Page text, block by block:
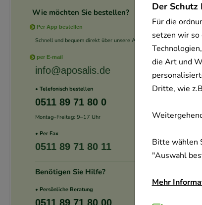
Der
Für die
setzen wir so
die Art und
Dritte, wie
Bitte wählen
"Auswahl
Mehr
Wie möchten Sie bestellen?
Per App bestellen
Schnell und bequem direkt über unsere App.
per E-mail
info@aposalis.de
• Telefonisch bestellen
0511 89 71 80 0
Montag–Freitag: 9–17 Uhr
• Per Fax
0511 89 71 80 11
Benötigen Sie Hilfe?
• Persönliche Beratung
0511 89 71 80 00